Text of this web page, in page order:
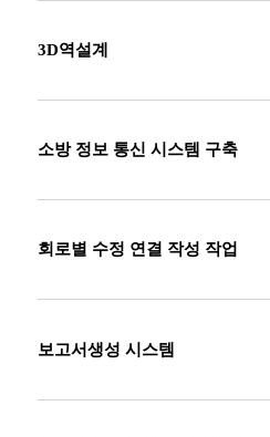
3D역설계
소방 정보 통신 시스템 구축
회로별 수정 연결 작성 작업
보고서생성 시스템